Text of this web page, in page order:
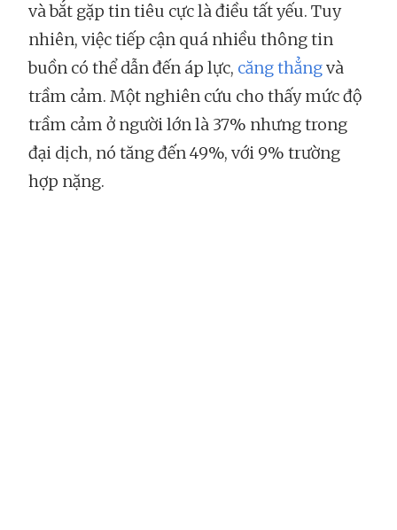
và bắt gặp tin tiêu cực là điều tất yếu. Tuy
nhiên, việc tiếp cận quá nhiều thông tin
buồn có thể dẫn đến áp lực, căng thẳngvà
trầm cảm. Một nghiên cứu cho thấy mức độ
trầm cảm ở người lớn là 37% nhưng trong
đại dịch, nó tăng đến 49%, với 9% trường
hợp nặng.